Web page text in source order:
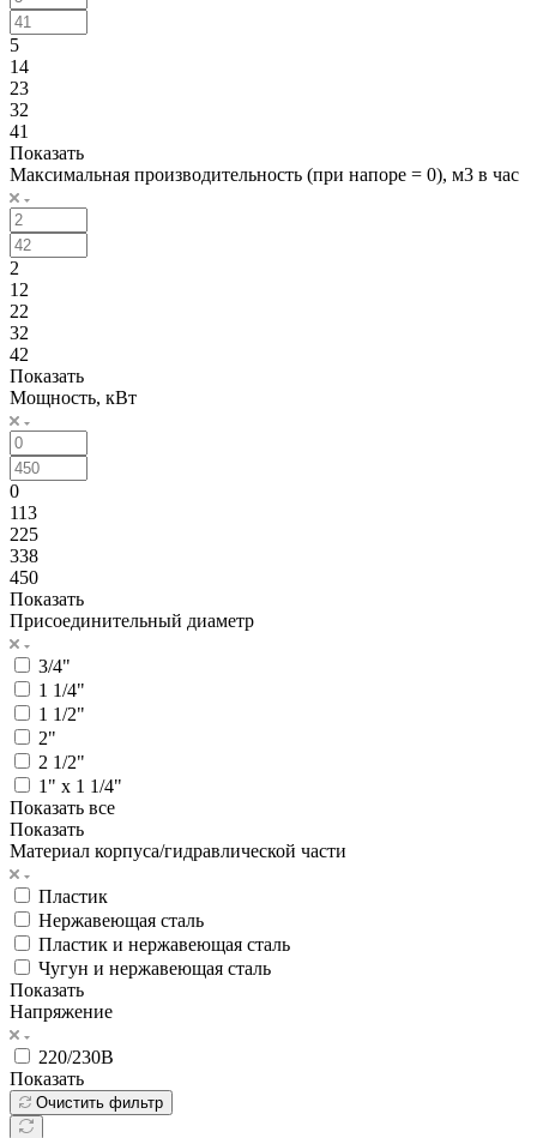
5
14
23
32
41
Показать
Максимальная производительность (при напоре = 0), м3 в час
2
12
22
32
42
Показать
Мощность, кВт
0
113
225
338
450
Показать
Присоединительный диаметр
3/4"
1 1/4"
1 1/2"
2"
2 1/2"
1" x 1 1/4"
Показать все
Показать
Материал корпуса/гидравлической части
Пластик
Нержавеющая сталь
Пластик и нержавеющая сталь
Чугун и нержавеющая сталь
Показать
Напряжение
220/230В
Показать
Очистить фильтр